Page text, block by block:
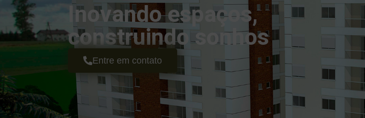
Inovando espaços,
construindo sonhos
Entre em contato